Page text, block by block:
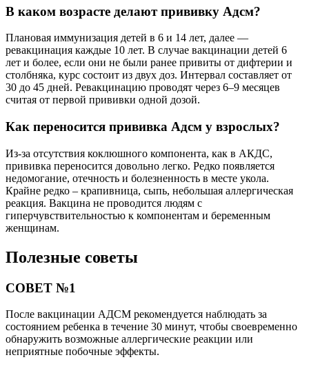
В каком возрасте делают прививку Адсм?
Плановая иммунизация детей в 6 и 14 лет, далее —
ревакцинация каждые 10 лет. В случае вакцинации детей 6
лет и более, если они не были ранее привиты от дифтерии и
столбняка, курс состоит из двух доз. Интервал составляет от
30 до 45 дней. Ревакцинацию проводят через 6–9 месяцев
считая от первой прививки одной дозой.
Как переносится прививка Адсм у взрослых?
Из-за отсутствия коклюшного компонента, как в АКДС,
прививка переносится довольно легко. Редко появляется
недомогание, отечность и болезненность в месте укола.
Крайне редко – крапивница, сыпь, небольшая аллергическая
реакция. Вакцина не проводится людям с
гиперчувствительностью к компонентам и беременным
женщинам.
Полезные советы
СОВЕТ №1
После вакцинации АДСМ рекомендуется наблюдать за
состоянием ребенка в течение 30 минут, чтобы своевременно
обнаружить возможные аллергические реакции или
неприятные побочные эффекты.